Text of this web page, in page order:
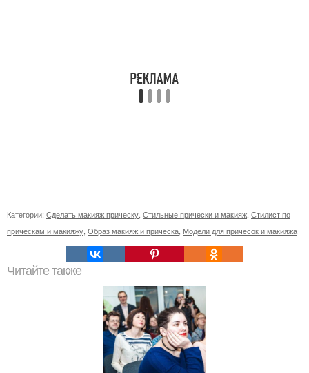
Категории: Сделать макияж прическу Стильные прически и макияж Стилист по
прическам и макияжу Образ макияж и прическа Модели для причесок и макияжа
Читайте также